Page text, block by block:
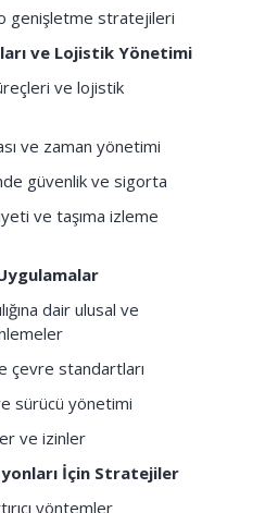
genişletme stratejileri
ve Lojistik Yönetimi
ve lojistik
ve zaman yönetimi
güvenlik ve sigorta
ve taşıma izleme
dair ulusal ve
çevre standartları
sürücü yönetimi
ve izinler
İçin Stratejiler
yöntemler